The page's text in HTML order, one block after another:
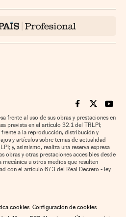
Cinco Días en
Cinco Días
Cinco
frente al uso de sus obras y prestaciones en
prevista en el artículo 32.1 del TRLPI;
frente a la reproducción, distribución y
y artículos sobre temas de actualidad
y, asimismo, realiza una reserva expresa
obras y otras prestaciones accesibles desde
u otros medios que resulten
con el artículo 67.3 del Real Decreto - ley
cookies Configuración de cookies